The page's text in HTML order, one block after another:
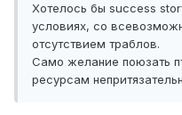
Хотелось бы success
условиях, со
отсутствием траблов.
Само желание поюзать
ресурсам